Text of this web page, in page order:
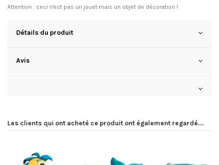
Attention : ceci n'est pas un jouet mais un objet de décoration !
Détails du produit
Avis
Les clients qui ont acheté ce produit ont également regardé...